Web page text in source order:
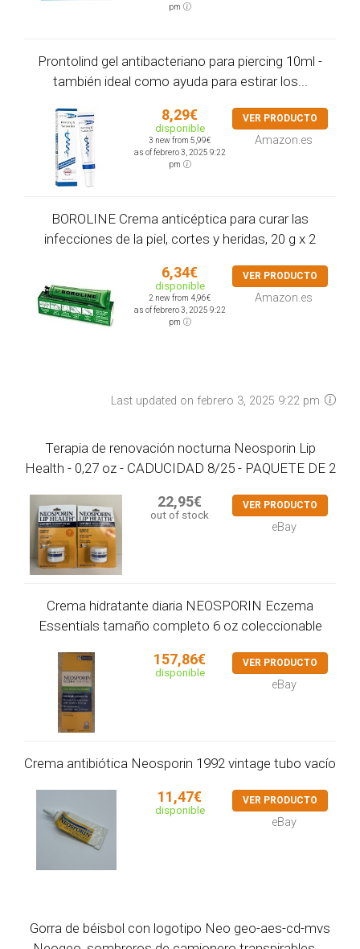
pm
Prontolind gel antibacteriano para piercing 10ml -
también ideal como ayuda para estirar los...
8,29€
disponible
3 new from 5,99€
as of febrero 3, 2025 9:22
pm
VER PRODUCTO
Amazon.es
BOROLINE Crema anticéptica para curar las
infecciones de la piel, cortes y heridas, 20 g x 2
6,34€
disponible
2 new from 4,96€
as of febrero 3, 2025 9:22
pm
VER PRODUCTO
Amazon.es
Last updated on febrero 3, 2025 9:22 pm
Terapia de renovación nocturna Neosporin Lip
Health - 0,27 oz - CADUCIDAD 8/25 - PAQUETE DE 2
22,95€
out of stock
VER PRODUCTO
eBay
Crema hidratante diaria NEOSPORIN Eczema
Essentials tamaño completo 6 oz coleccionable
157,86€
disponible
VER PRODUCTO
eBay
Crema antibiótica Neosporin 1992 vintage tubo vacío
11,47€
disponible
VER PRODUCTO
eBay
Gorra de béisbol con logotipo Neo geo-aes-cd-mvs